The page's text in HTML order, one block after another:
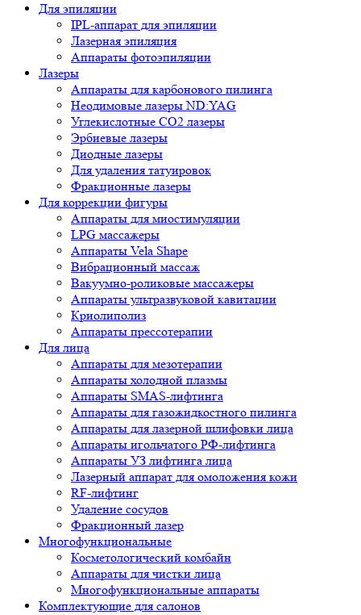
Для эпиляции
IPL-аппарат для эпиляции
Лазерная эпиляция
Аппараты фотоэпиляции
Лазеры
Аппараты для карбонового пилинга
Неодимовые лазеры ND:YAG
Углекислотные СО2 лазеры
Эрбиевые лазеры
Диодные лазеры
Для удаления татуировок
Фракционные лазеры
Для коррекции фигуры
Аппараты для миостимуляции
LPG массажеры
Аппараты Vela Shape
Вибрационный массаж
Вакуумно-роликовые массажеры
Аппараты ультразвуковой кавитации
Криолиполиз
Аппараты прессотерапии
Для лица
Аппараты для мезотерапии
Аппараты холодной плазмы
Аппараты SMAS-лифтинга
Аппараты для газожидкостного пилинга
Аппараты для лазерной шлифовки лица
Аппараты игольчатого РФ-лифтинга
Аппараты УЗ лифтинга лица
Лазерный аппарат для омоложения кожи
RF-лифтинг
Удаление сосудов
Фракционный лазер
Многофункциональные
Косметологический комбайн
Аппараты для чистки лица
Многофункциональные аппараты
Комплектующие для салонов